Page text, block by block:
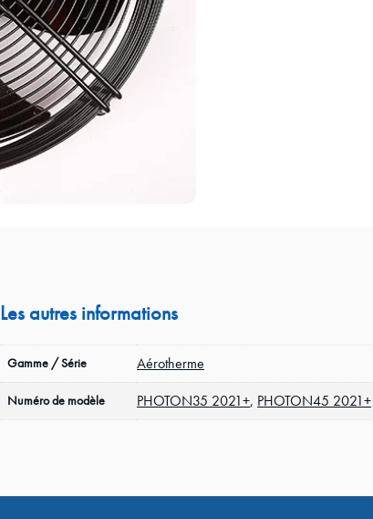
Les autres informations
Gamme / Série Aérotherme
Numéro de modèle PHOTON35 2021+, PHOTON45 2021+